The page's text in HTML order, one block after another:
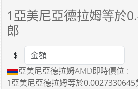
1亞美尼亞德拉姆等於
郎
Amount
$
亞美尼亞德拉姆AMD即時價位 :
1亞美尼亞德拉姆等於0.0027330645